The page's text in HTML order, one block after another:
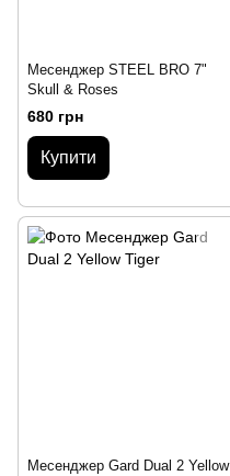
Месенджер STEЕL BRO 7"
Skull & Roses
680 грн
Купити
Месенджер Gard Dual 2 Yellow